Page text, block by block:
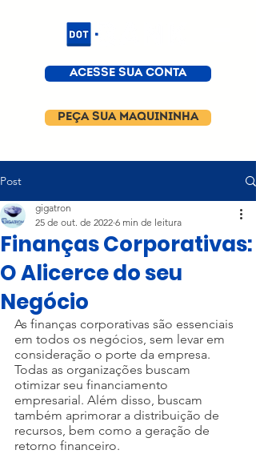
ACESSE SUA CONTA
PEÇA SUA MAQUININHA
Post
Finanças Corporativas:
O Alicerce do seu
Negócio
gigatron
25 de out. de 2022 6 min de leitura
As finanças corporativas são essenciais
em todos os negócios, sem levar em
consideração o porte da empresa.
Todas as organizações buscam
otimizar seu financiamento
empresarial. Além disso, buscam
também aprimorar a distribuição de
recursos, bem como a geração de
retorno financeiro.